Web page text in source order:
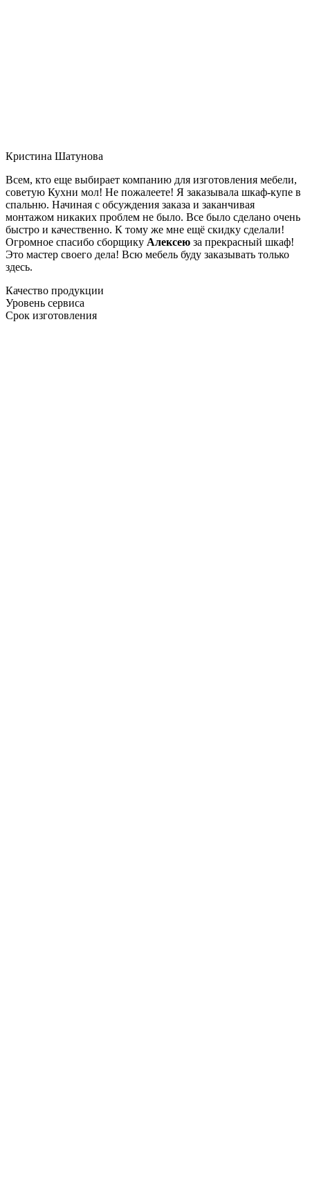
Кристина Шатунова
Всем, кто еще выбирает компанию для изготовления мебели,
советую Кухни мол! Не пожалеете! Я заказывала шкаф-купе в
спальню. Начиная с обсуждения заказа и заканчивая
монтажом никаких проблем не было. Все было сделано очень
быстро и качественно. К тому же мне ещё скидку сделали!
Огромное спасибо сборщику Алексею за прекрасный шкаф!
Это мастер своего дела! Всю мебель буду заказывать только
здесь.
Качество продукции
Уровень сервиса
Срок изготовления